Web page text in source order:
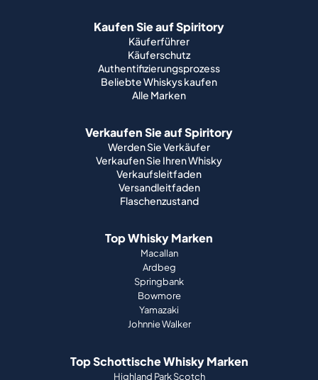
Kaufen Sie auf Spiritory
Käuferführer
Käuferschutz
Authentifizierungsprozess
Beliebte Whiskys kaufen
Alle Marken
Verkaufen Sie auf Spiritory
Werden Sie Verkäufer
Verkaufen Sie Ihren Whisky
Verkaufsleitfaden
Versandleitfaden
Flaschenzustand
Top Whisky Marken
Macallan
Ardbeg
Springbank
Bowmore
Yamazaki
Johnnie Walker
Top Schottische Whisky Marken
Highland Park Scotch